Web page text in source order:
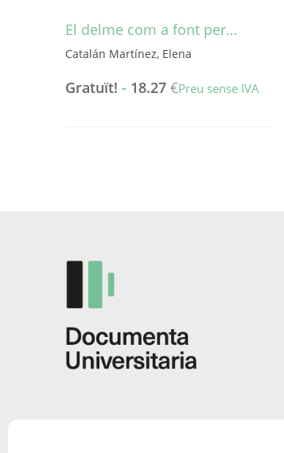
El delme com a font per…
Catalán Martínez, Elena
Gratuït! - 18.27 €Preu sense IVA
del
producte